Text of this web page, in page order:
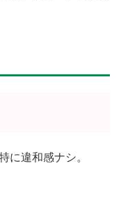
に違和感ナシ。